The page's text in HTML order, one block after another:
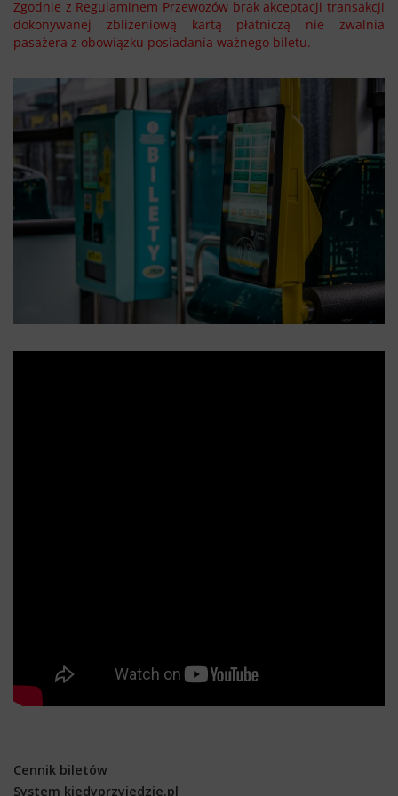
Zgodnie z Regulaminem Przewozów brak akceptacji transakcji
dokonywanej zbliżeniową kartą płatniczą nie zwalnia
pasażera z obowiązku posiadania ważnego biletu.
Cennik biletów
System kiedyprzyjedzie.pl